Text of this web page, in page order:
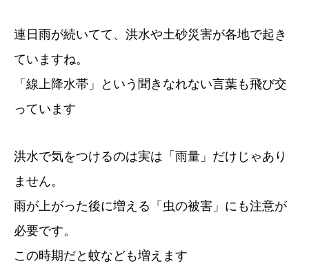
連日雨が続いてて、洪水や土砂災害が各地で起き
ていますね。
「線上降水帯」という聞きなれない言葉も飛び交
っています
洪水で気をつけるのは実は「雨量」だけじゃあり
ません。
雨が上がった後に増える「虫の被害」にも注意が
必要です。
この時期だと蚊なども増えます